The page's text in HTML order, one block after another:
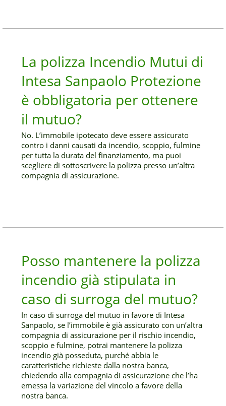
La polizza Incendio Mutui di
Intesa Sanpaolo Protezione
è obbligatoria per ottenere
il mutuo?
No. L’immobile ipotecato deve essere assicurato
contro i danni causati da incendio, scoppio, fulmine
per tutta la durata del finanziamento, ma puoi
scegliere di sottoscrivere la polizza presso un’altra
compagnia di assicurazione.
Posso mantenere la polizza
incendio già stipulata in
caso di surroga del mutuo?
In caso di surroga del mutuo in favore di Intesa
Sanpaolo, se l’immobile è già assicurato con un’altra
compagnia di assicurazione per il rischio incendio,
scoppio e fulmine, potrai mantenere la polizza
incendio già posseduta, purché abbia le
caratteristiche richieste dalla nostra banca,
chiedendo alla compagnia di assicurazione che l’ha
emessa la variazione del vincolo a favore della
nostra banca.